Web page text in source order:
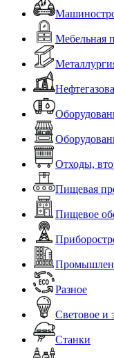
Мебельная
Отходы,
Пищевая
Пищевое
Разное
Световое и
Станки